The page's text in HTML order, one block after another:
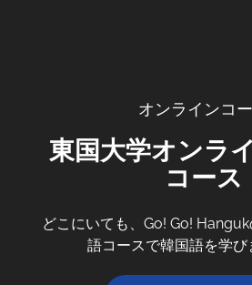
オンラインコ
東国大学オンラ
コース
どこにいても、Go! Go!
語コースで韓国語を学び